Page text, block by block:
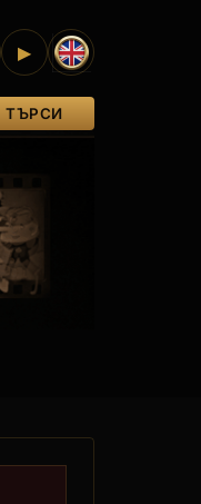
▶
ТЪРСИ